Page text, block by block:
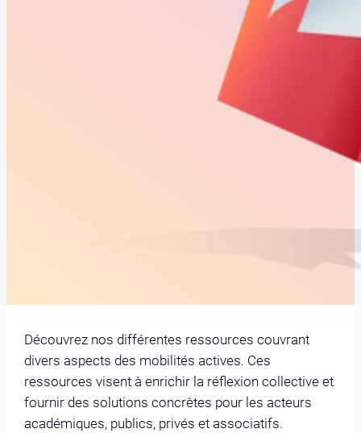
Découvrez nos différentes ressources couvrant
divers aspects des mobilités actives. Ces
ressources visent à enrichir la réflexion collective et
fournir des solutions concrètes pour les acteurs
académiques, publics, privés et associatifs.